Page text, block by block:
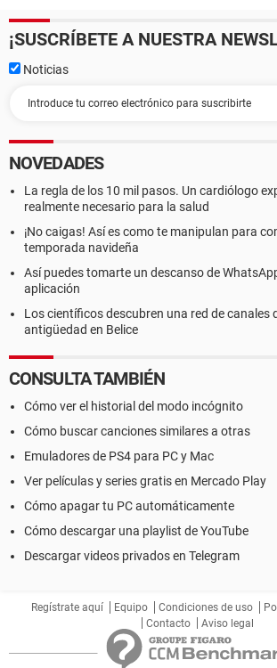
¡SUSCRÍBETE A NUESTRA
Noticias
NOVEDADES
La regla de los 10 mil pasos. Un cardiólogo
realmente necesario para la salud
¡No caigas! Así es como te manipulan para
temporada navideña
Así puedes tomarte un descanso de
aplicación
Los científicos descubren una red de canales
antigüedad en Belice
CONSULTA TAMBIÉN
Cómo ver el historial del modo incógnito
Cómo buscar canciones similares a otras
Emuladores de PS4 para PC y Mac
Ver películas y series gratis en Mercado Play
Cómo apagar tu PC automáticamente
Cómo descargar una playlist de YouTube
Descargar videos privados en Telegram
Regístrate aquí Equipo Condiciones de uso
Contacto
Aviso legal